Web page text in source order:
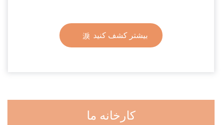
بیشتر کشف کنید
کارخانه ما